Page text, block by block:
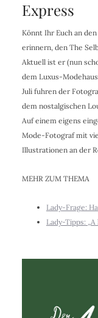
Express
Könnt Ihr Euch an den
erinnern, den The
Aktuell ist er (nun
dem Luxus-
Juli fuhren der
dem nostalgischen
Auf einem eigens
Mode-Fotograf mit
Illustrationen an der
MEHR ZUM THEMA
Lady-Frage:
Lady-Tipps: